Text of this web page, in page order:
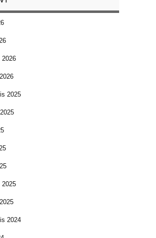
2026
2025
2025
2024